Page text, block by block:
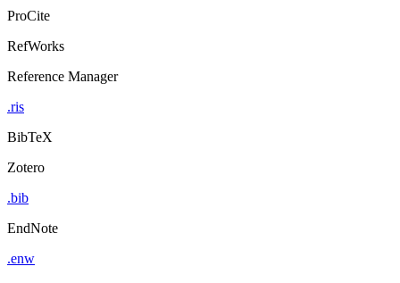
ProCite
RefWorks
Reference Manager
.ris
BibTeX
Zotero
.bib
EndNote
.enw